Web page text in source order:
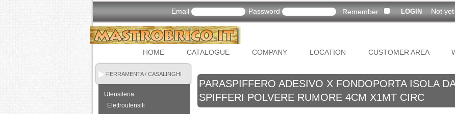
Email Password Remember Not
HOME CATALOGUE COMPANY LOCATION CUSTOMER AREA
FERRAMENTA / CASALINGHI
Utensileria
Elettroutensili
PARASPIFFERO ADESIVO X FONDOPORTA ISOLA
SPIFFERI POLVERE RUMORE 4CM X1MT CIRC